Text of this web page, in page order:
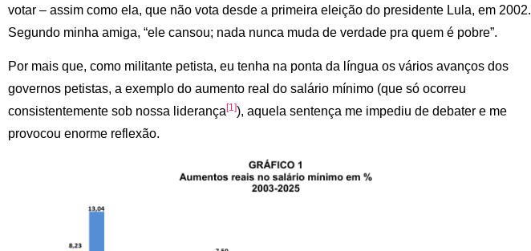
votar – assim como ela, que não vota desde a primeira eleição do presidente Lula, em 2002.
Segundo minha amiga, “ele cansou; nada nunca muda de verdade pra quem é pobre”.
Por mais que, como militante petista, eu tenha na ponta da língua os vários avanços dos
governos petistas, a exemplo do aumento real do salário mínimo (que só ocorreu
consistentemente sob nossa liderança [1]), aquela sentença me impediu de debater e me
provocou enorme reflexão.